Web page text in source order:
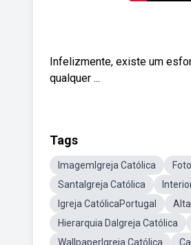
Infelizmente, existe um
qualquer ...
Tags
ImagemIgreja Católica
SantaIgreja Católica
Igreja CatólicaPortugal
Hierarquia DaIgreja Católica
WallpaperIgreja Católica